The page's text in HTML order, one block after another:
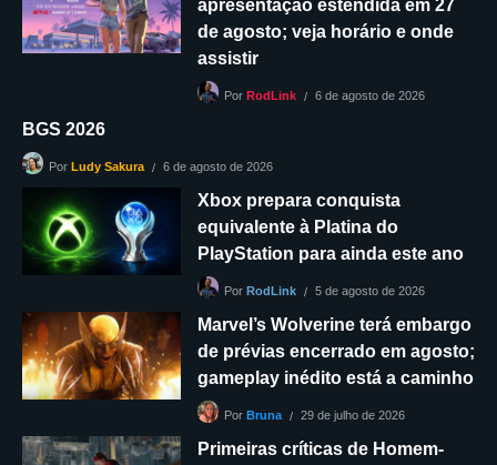
apresentação estendida em 27
de agosto; veja horário e onde
assistir
Por RodLink 6 de agosto de 2026
BGS 2026
Por Ludy Sakura 6 de agosto de 2026
Xbox prepara conquista
equivalente à Platina do
PlayStation para ainda este ano
Por RodLink 5 de agosto de 2026
Marvel’s Wolverine terá embargo
de prévias encerrado em agosto;
gameplay inédito está a caminho
Por Bruna 29 de julho de 2026
Primeiras críticas de Homem-